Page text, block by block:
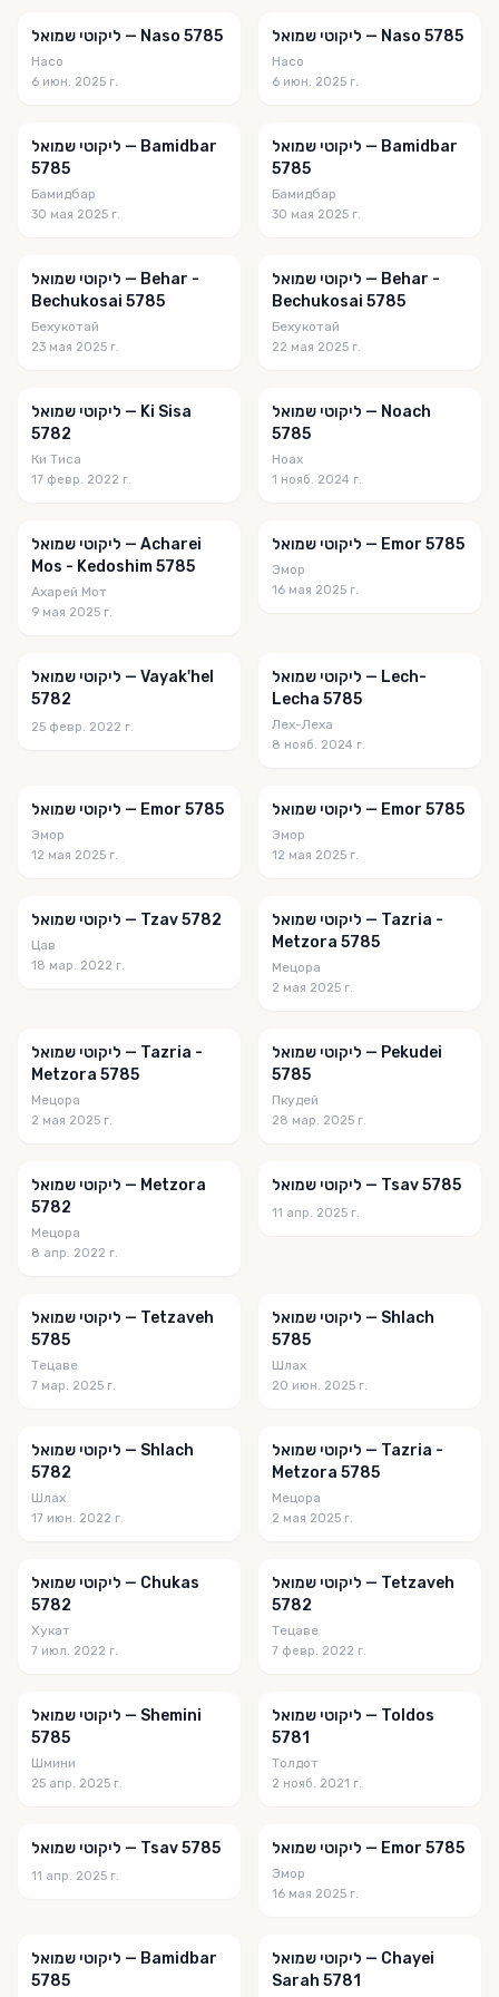
המתפלל
הקהלת קהילות
ויזרע יצחק
זוהר הקדוש
חצוב בסלע
טיב הקהילה
טעם החיים
לוח יומי - הלכה למעשה
ליקוטי שיחות
ליקוטים וסיפורים נפלאים
לקוטי שיחות
ליקוטי שמואל — Naso 5785
Насо
6 июн. 2025 г.
ליקוטי שמואל — Naso 5785
Насо
6 июн. 2025 г.
ליקוטי שמואל — Bamidbar
5785
Бамидбар
30 мая 2025 г.
ליקוטי שמואל — Bamidbar
5785
Бамидбар
30 мая 2025 г.
ליקוטי שמואל — Behar -
Bechukosai 5785
Бехукотай
23 мая 2025 г.
ליקוטי שמואל — Behar -
Bechukosai 5785
Бехукотай
22 мая 2025 г.
ליקוטי שמואל — Ki Sisa
5782
Ки Тиса
17 февр. 2022 г.
ליקוטי שמואל — Noach
5785
Ноах
1 нояб. 2024 г.
ליקוטי שמואל — Acharei
Mos - Kedoshim 5785
Ахарей Мот
9 мая 2025 г.
ליקוטי שמואל — Emor 5785
Эмор
16 мая 2025 г.
ליקוטי שמואל — Vayak'hel
5782
25 февр. 2022 г.
ליקוטי שמואל — Lech-
Lecha 5785
Лех-Леха
8 нояб. 2024 г.
ליקוטי שמואל — Emor 5785
Эмор
12 мая 2025 г.
ליקוטי שמואל — Emor 5785
Эмор
12 мая 2025 г.
ליקוטי שמואל — Tzav 5782
Цав
18 мар. 2022 г.
ליקוטי שמואל — Tazria -
Metzora 5785
Мецора
2 мая 2025 г.
ליקוטי שמואל — Tazria -
Metzora 5785
Мецора
2 мая 2025 г.
ליקוטי שמואל — Pekudei
5785
Пкудей
28 мар. 2025 г.
ליקוטי שמואל — Metzora
5782
Мецора
8 апр. 2022 г.
ליקוטי שמואל — Tsav 5785
11 апр. 2025 г.
ליקוטי שמואל — Tetzaveh
5785
Тецаве
7 мар. 2025 г.
ליקוטי שמואל — Shlach
5785
Шлах
20 июн. 2025 г.
ליקוטי שמואל — Shlach
5782
Шлах
17 июн. 2022 г.
ליקוטי שמואל — Tazria -
Metzora 5785
Мецора
2 мая 2025 г.
ליקוטי שמואל — Chukas
5782
Хукат
7 июл. 2022 г.
ליקוטי שמואל — Tetzaveh
5782
Тецаве
7 февр. 2022 г.
ליקוטי שמואל — Shemini
5785
Шмини
25 апр. 2025 г.
ליקוטי שמואל — Toldos
5781
Толдот
2 нояб. 2021 г.
ליקוטי שמואל — Tsav 5785
11 апр. 2025 г.
ליקוטי שמואל — Emor 5785
Эмор
16 мая 2025 г.
ליקוטי שמואל — Bamidbar
5785
ליקוטי שמואל — Chayei
Sarah 5781